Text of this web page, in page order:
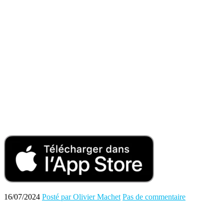
16/07/2024 Posté par Olivier Machet Pas de commentaire